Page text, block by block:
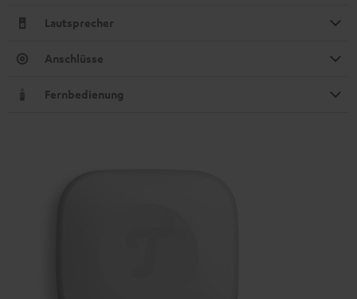
Lautsprecher
Anschlüsse
Fernbedienung